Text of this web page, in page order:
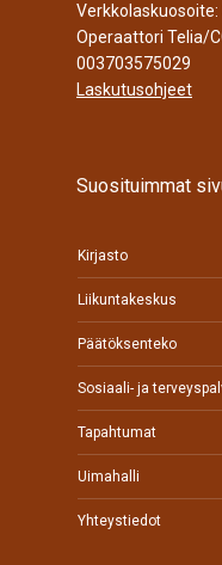
Operaattori Telia/
003703575029
Laskutusohjeet
Suosituimmat
Kirjasto
Liikuntakeskus
Päätöksenteko
Sosiaali- ja
Tapahtumat
Uimahalli
Yhteystiedot